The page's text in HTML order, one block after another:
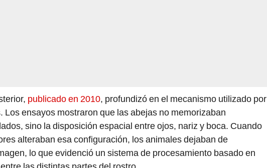
publicado en 2010, profundizó en el mecanismo utilizado por
Los ensayos mostraron que las abejas no memorizaban
sino la disposición espacial entre ojos, nariz y boca. Cuando
alteraban esa configuración, los animales dejaban de
lo que evidenció un sistema de procesamiento basado en